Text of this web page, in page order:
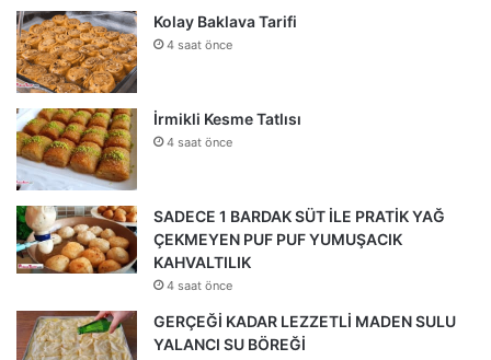
Kolay Baklava Tarifi
4 saat önce
İrmikli Kesme Tatlısı
4 saat önce
SADECE 1 BARDAK SÜT İLE PRATİK YAĞ
ÇEKMEYEN PUF PUF YUMUŞACIK
KAHVALTILIK
4 saat önce
GERÇEĞİ KADAR LEZZETLİ MADEN SULU
YALANCI SU BÖREĞİ